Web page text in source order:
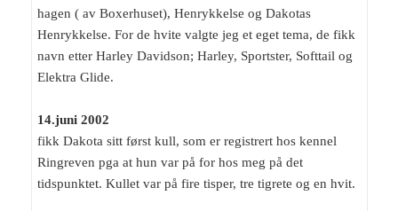
hagen ( av Boxerhuset), Henrykkelse og Dakotas
Henrykkelse. For de hvite valgte jeg et eget tema, de fikk
navn etter Harley Davidson; Harley, Sportster, Softtail og
Elektra Glide.
14.juni 2002
fikk Dakota sitt først kull, som er registrert hos kennel
Ringreven pga at hun var på for hos meg på det
tidspunktet. Kullet var på fire tisper, tre tigrete og en hvit.